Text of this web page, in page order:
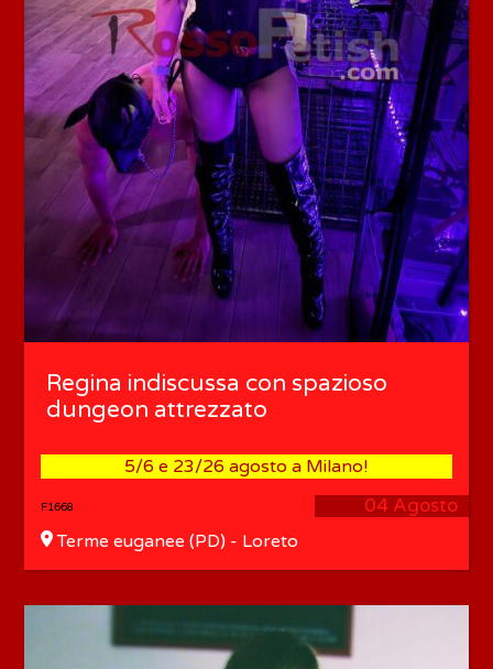
Regina indiscussa con spazioso
dungeon attrezzato
5/6 e 23/26 agosto a Milano!
04 Agosto
F1668
Terme euganee (PD) - Loreto